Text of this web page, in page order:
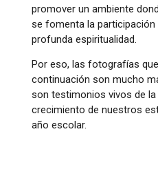
promover un ambiente
se fomenta la participación
profunda espiritualidad.
Por eso, las fotografías
continuación son mucho
son testimonios vivos de la
crecimiento de nuestros
año escolar.